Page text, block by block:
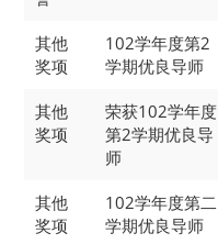
其他
奖项
102学年度第2
学期优良导师
其他
奖项
荣获102学年度
第2学期优良导
师
其他
奖项
102学年度第二
学期优良导师